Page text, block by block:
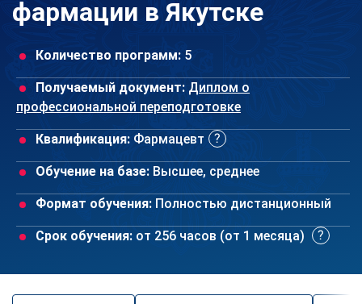
фармации в Якутске
Количество программ: 5
Получаемый документ: Диплом о
профессиональной переподготовке
Квалификация: Фармацевт
Обучение на базе: Высшее, среднее
Формат обучения: Полностью дистанционный
Срок обучения: от 256 часов (от 1 месяца)